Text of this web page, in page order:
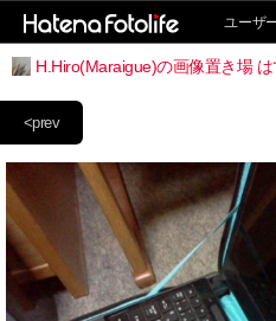
ユーザ
H.Hiro(Maraigue)の画像置き場
<prev